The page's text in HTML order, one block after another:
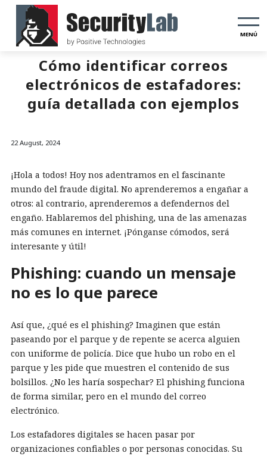
MENÚ
Cómo identificar correos
electrónicos de estafadores:
guía detallada con ejemplos
22 August, 2024
¡Hola a todos! Hoy nos adentramos en el fascinante
mundo del fraude digital. No aprenderemos a engañar a
otros: al contrario, aprenderemos a defendernos del
engaño. Hablaremos del phishing, una de las amenazas
más comunes en internet. ¡Pónganse cómodos, será
interesante y útil!
Phishing: cuando un mensaje
no es lo que parece
Así que, ¿qué es el phishing? Imaginen que están
paseando por el parque y de repente se acerca alguien
con uniforme de policía. Dice que hubo un robo en el
parque y les pide que muestren el contenido de sus
bolsillos. ¿No les haría sospechar? El phishing funciona
de forma similar, pero en el mundo del correo
electrónico.
Los estafadores digitales se hacen pasar por
organizaciones confiables o por personas conocidas. Su